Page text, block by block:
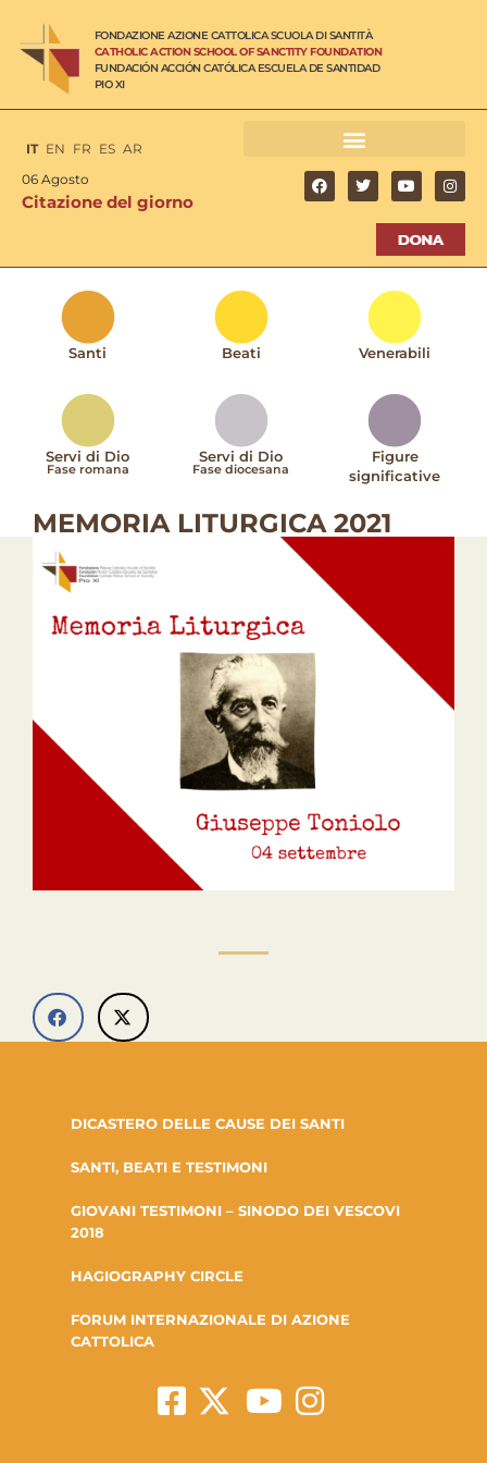
FONDAZIONE AZIONE CATTOLICA SCUOLA DI SANTITÀ
CATHOLIC ACTION SCHOOL OF SANCTITY FOUNDATION
FUNDACIÓN ACCIÓN CATÓLICA ESCUELA DE SANTIDAD
PIO XI
IT EN FR ES AR
06 Agosto
Citazione del giorno
Santi Beati Venerabili
Servi di Dio
Fase romana
Servi di Dio
Fase diocesana
Figure
significative
MEMORIA LITURGICA 2021
DICASTERO DELLE CAUSE DEI SANTI
SANTI, BEATI E TESTIMONI
GIOVANI TESTIMONI – SINODO DEI VESCOVI
2018
HAGIOGRAPHY CIRCLE
FORUM INTERNAZIONALE DI AZIONE
CATTOLICA